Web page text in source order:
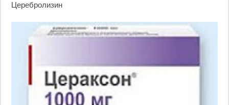
Церебролизин